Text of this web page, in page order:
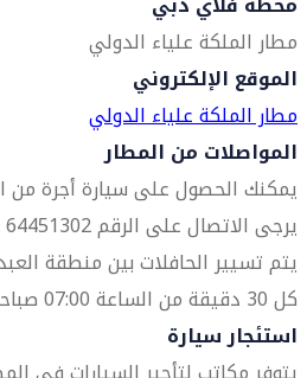
مطار الملكة علياء الدولي
الموقع الإلكتروني
مطار الملكة علياء الدولي
المواصلات من المطار
يمكنك الحصول على سيارة أجرة من
يرجى الاتصال على الرقم 64451302 962+
يتم تسيير الحافلات بين منطقة
كل 30 دقيقة من الساعة 07:00 صباحاً إلى الساعة 10:00 ليلاً
استئجار سيارة